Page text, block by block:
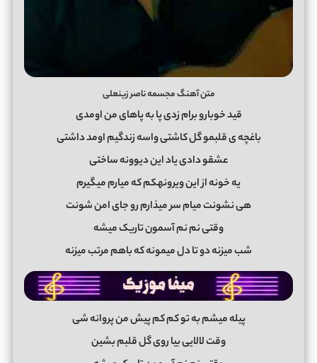
متن آهنگ مجسمه ناصر زینعلی
قید خوبارو برام زدی پا به پاهای من اومدی
باغچه ی قلبمو گل کاشتی واسه زندگیم اومد داشتی
عشقو دادی یاد این دیوونه ساختی
یه خونه از این ویرونهکم که میارم میگیرم
هی نشونت میام سر میذارم رو جای امن شونت
وقتی نم نم آسمون تاریک میشه
شب میزنه دو تا دل میمونه که باهم مرتب میزنه
پیله میشم به تو کم کم پیش من پروانه شی
وقت لالایی بیا روی گل قلبم بشین